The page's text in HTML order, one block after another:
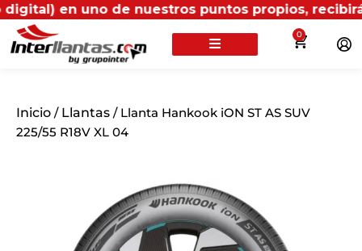
en uno de nuestros puntos propios, recibirás
0
Inicio / Llantas / Llanta Hankook iON ST AS SUV
225/55 R18V XL 04